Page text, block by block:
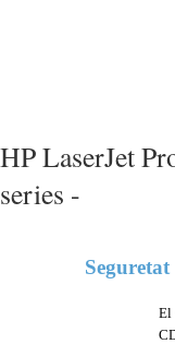
HP LaserJet
series -
Seguretat
El